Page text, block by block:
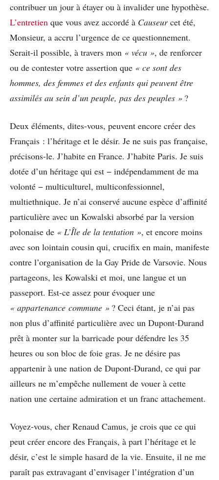
contribuer un jour à étayer ou à invalider une hypothèse.
L’entretien que vous avez accordé à Causeurcet été,
Monsieur, a accru l’urgence de ce questionnement.
Serait-il possible, à travers mon « vécu », de renforcer
ou de contester votre assertion que « ce sont des
hommes, des femmes et des enfants qui peuvent être
assimilés au sein d’un peuple, pas des peuples » ?
Deux éléments, dites-vous, peuvent encore créer des
Français : l’héritage et le désir. Je ne suis pas française,
précisons-le. J’habite en France. J’habite Paris. Je suis
dotée d’un héritage qui est − indépendamment de ma
volonté − multiculturel, multiconfessionnel,
multiethnique. Je n’ai conservé aucune espèce d’affinité
particulière avec un Kowalski absorbé par la version
polonaise de « L’Île de la tentation », et encore moins
avec son lointain cousin qui, crucifix en main, manifeste
contre l’organisation de la Gay Pride de Varsovie. Nous
partageons, les Kowalski et moi, une langue et un
passeport. Est-ce assez pour évoquer une
« appartenance commune » ? Ceci étant, je n’ai pas
non plus d’affinité particulière avec un Dupont-Durand
prêt à monter sur la barricade pour défendre les 35
heures ou son bloc de foie gras. Je ne désire pas
appartenir à une nation de Dupont-Durand, ce qui par
ailleurs ne m’empêche nullement de vouer à cette
nation une certaine admiration et un franc attachement.
Voyez-vous, cher Renaud Camus, je crois que ce qui
peut créer encore des Français, à part l’héritage et le
désir, c’est le simple hasard de la vie. Ensuite, il ne me
paraît pas extravagant d’envisager l’intégration d’un